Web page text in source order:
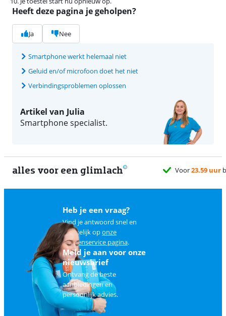
Heeft deze pagina je geholpen?
Ja Nee
Smartphone werkt helemaal niet
Geluid en/of microfoon doet het niet
Verbindingsproblemen oplossen
Artikel van Julia
Smartphone specialist.
alles voor een glimlach
Heb je een vraag?
Vind je antwoord snel en
makkelijk oponze
klantenservice pagina.
Meld je aan voor onze
nieuwsbrief
Ontvang de beste
aanbiedingen en
persoonlijk advies.